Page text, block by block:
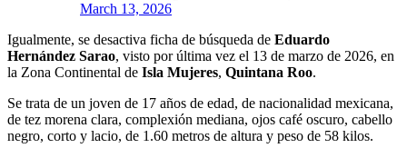
March 13, 2026
Igualmente, se desactiva ficha de búsqueda de Eduardo
Hernández Sarao, visto por última vez el 13 de marzo de 2026, en
la Zona Continental de Isla Mujeres, Quintana Roo.
Se trata de un joven de 17 años de edad, de nacionalidad mexicana,
de tez morena clara, complexión mediana, ojos café oscuro, cabello
negro, corto y lacio, de 1.60 metros de altura y peso de 58 kilos.